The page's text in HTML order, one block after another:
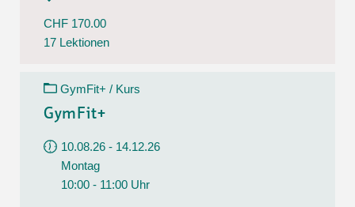
CHF 170.00
17 Lektionen
GymFit+ / Kurs
GymFit+
10.08.26 - 14.12.26
Montag
10:00 - 11:00 Uhr